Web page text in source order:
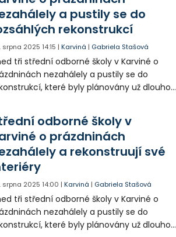
a pustily se do
rekonstrukcí
srpna 2025 14:15 |Karviná | Gabriela Stašová
tři střední odborné školy v Karviné o
nezahálely a pustily se do
které byly plánovány už dlouhou
studenty.
odborné školy v
o prázdninách
a rekonstruují své
srpna 2025 14:00 |Karviná | Gabriela Stašová
tři střední odborné školy v Karviné o
nezahálely a pustily se do
které byly plánovány už dlouhou